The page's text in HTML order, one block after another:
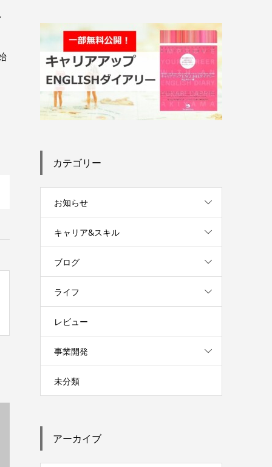
カテゴリー
お知らせ
キャリア&スキル
ブログ
ライフ
レビュー
事業開発
未分類
アーカイブ